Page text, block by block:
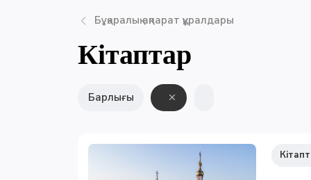
Бұқаралық ақпарат құралдары
Кітаптар
Барлығы